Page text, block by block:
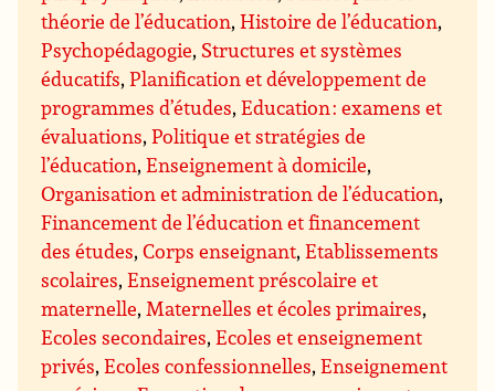
théorie de l’éducation,Histoire de l’éducation,
Psychopédagogie, Structures et systèmes
éducatifs,Planification et développement de
programmes d’études,Education : examens et
évaluations,Politique et stratégies de
l’éducation,Enseignement à domicile,
Organisation et administration de l’éducation,
Financement de l’éducation et financement
des études,Corps enseignant,Etablissements
scolaires,Enseignement préscolaire et
maternelle,Maternelles et écoles primaires,
Ecoles secondaires,Ecoles et enseignement
privés,Ecoles confessionnelles,Enseignement